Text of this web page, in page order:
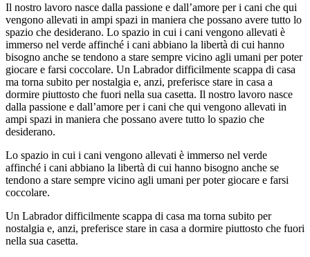
Il nostro lavoro nasce dalla passione e dall’amore per i cani che qui
vengono allevati in ampi spazi in maniera che possano avere tutto lo
spazio che desiderano. Lo spazio in cui i cani vengono allevati è
immerso nel verde affinché i cani abbiano la libertà di cui hanno
bisogno anche se tendono a stare sempre vicino agli umani per poter
giocare e farsi coccolare. Un Labrador difficilmente scappa di casa
ma torna subito per nostalgia e, anzi, preferisce stare in casa a
dormire piuttosto che fuori nella sua casetta. Il nostro lavoro nasce
dalla passione e dall’amore per i cani che qui vengono allevati in
ampi spazi in maniera che possano avere tutto lo spazio che
desiderano.
Lo spazio in cui i cani vengono allevati è immerso nel verde
affinché i cani abbiano la libertà di cui hanno bisogno anche se
tendono a stare sempre vicino agli umani per poter giocare e farsi
coccolare.
Un Labrador difficilmente scappa di casa ma torna subito per
nostalgia e, anzi, preferisce stare in casa a dormire piuttosto che fuori
nella sua casetta.